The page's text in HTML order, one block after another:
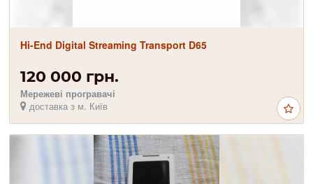
Hi-End Digital Streaming Transport D65
120 000 грн.
Мережеві програвачі
доставка з м. Київ